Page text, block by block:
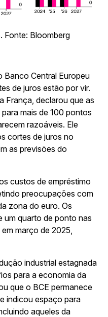
Fonte: Bloomberg
Banco Central Europeu
de juros estão por vir.
França, declarou que as
mais de 100 pontos
razoáveis. Ele
cortes de juros no
as previsões do
custos de empréstimo
preocupações com
zona do euro. Os
um quarto de ponto nas
março de 2025,
industrial estagnada
para a economia da
que o BCE permanece
indicou espaço para
aqueles da